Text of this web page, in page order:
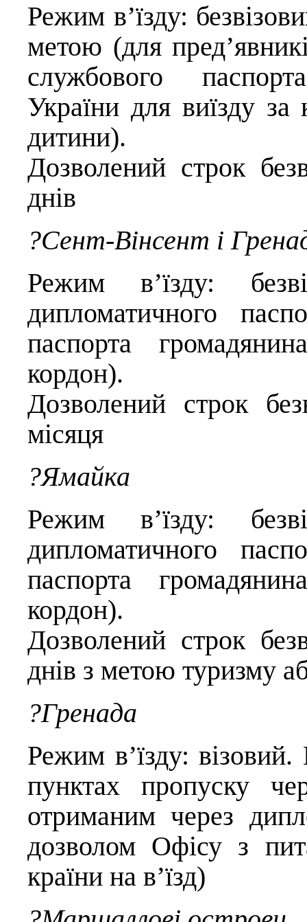
Режим в’їзду:
метою (для
службового
України для виїзду за
дитини).
Дозволений строк
днів
?Сент-Вінсент і
Режим в’їзду:
дипломатичного
паспорта
кордон).
Дозволений строк
місяця
?Ямайка
Режим в’їзду:
дипломатичного
паспорта
кордон).
Дозволений строк
днів з метою туризму
?Гренада
Режим в’їзду:
пунктах пропуску
отриманим через
дозволом Офісу з
країни на в’їзд)